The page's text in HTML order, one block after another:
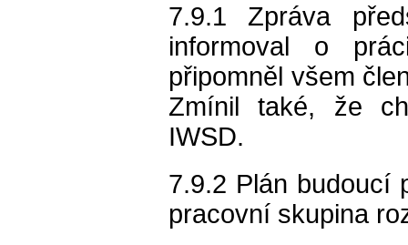
7.9.1 Zpráva
informoval o
připomněl všem
Zmínil také, že
IWSD.
7.9.2 Plán budoucí
pracovní skupina